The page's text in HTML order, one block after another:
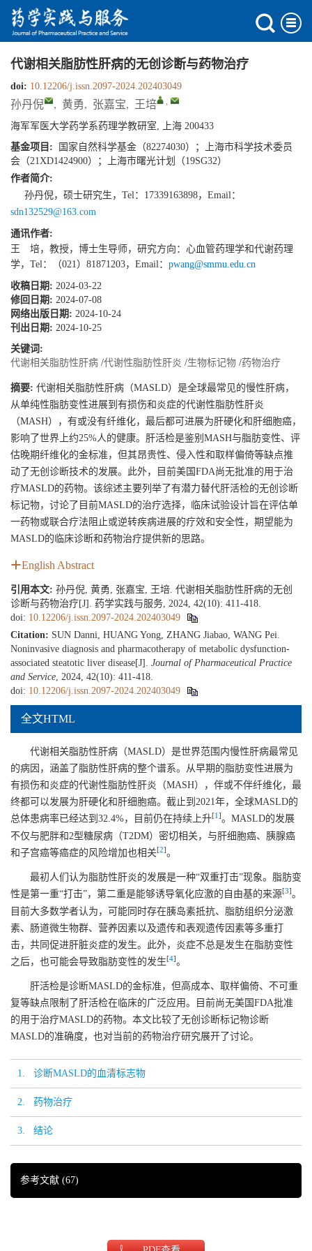
代谢相关脂肪性肝病的无创诊断与药物治疗
doi: 10.12206/j.issn.2097-2024.202403049
孙丹倪 , 黄勇, 张嘉宝, 王培 ,
海军军医大学药学系药理学教研室, 上海 200433
基金项目: 国家自然科学基金（82274030）；上海市科学技术委员
会（21XD1424900）；上海市曙光计划（19SG32）
作者简介:
孙丹倪，硕士研究生，Tel：17339163898，Email：
sdn132529@163.com
通讯作者:
王 培，教授，博士生导师，研究方向：心血管药理学和代谢药理
学，Tel：（021）81871203，Email： pwang@smmu.edu.cn
收稿日期: 2024-03-22
修回日期: 2024-07-08
网络出版日期: 2024-10-24
刊出日期: 2024-10-25
关键词:
代谢相关脂肪性肝病 /代谢性脂肪性肝炎 /生物标记物 /药物治疗
摘要: 代谢相关脂肪性肝病（MASLD）是全球最常见的慢性肝病，
从单纯性脂肪变性进展到有损伤和炎症的代谢性脂肪性肝炎
（MASH），有或没有纤维化，最后都可进展为肝硬化和肝细胞癌，
影响了世界上约25%人的健康。肝活检是鉴别MASH与脂肪变性、评
估晚期纤维化的金标准，但其昂贵性、侵入性和取样偏倚等缺点推
动了无创诊断技术的发展。此外，目前美国FDA尚无批准的用于治
疗MASLD的药物。该综述主要列举了有潜力替代肝活检的无创诊断
标记物，讨论了目前MASLD的治疗选择，临床试验设计旨在评估单
一药物或联合疗法阻止或逆转疾病进展的疗效和安全性，期望能为
MASLD的临床诊断和药物治疗提供新的思路。
English Abstract
引用本文: 孙丹倪, 黄勇, 张嘉宝, 王培. 代谢相关脂肪性肝病的无创
诊断与药物治疗[J]. 药学实践与服务, 2024, 42(10): 411-418.
doi: 10.12206/j.issn.2097-2024.202403049
Citation: SUN Danni, HUANG Yong, ZHANG Jiabao, WANG Pei.
Noninvasive diagnosis and pharmacotherapy of metabolic dysfunction-
associated steatotic liver disease[J]. Journal of Pharmaceutical Practice
and Service , 2024, 42(10): 411-418.
doi: 10.12206/j.issn.2097-2024.202403049
全文HTML
代谢相关脂肪性肝病（MASLD）是世界范围内慢性肝病最常见
的病因，涵盖了脂肪性肝病的整个谱系。从早期的脂肪变性进展为
有损伤和炎症的代谢性脂肪性肝炎（MASH），伴或不伴纤维化，最
终都可以发展为肝硬化和肝细胞癌。截止到2021年，全球MASLD的
总体患病率已经达到32.4%，目前仍在持续上升[1 ]。MASLD的发展
不仅与肥胖和2型糖尿病（T2DM）密切相关，与肝细胞癌、胰腺癌
和子宫癌等癌症的风险增加也相关[2]。
最初人们认为脂肪性肝炎的发展是一种“双重打击”现象。脂肪变
性是第一重“打击”，第二重是能够诱导氧化应激的自由基的来源[3]。
目前大多数学者认为，可能同时存在胰岛素抵抗、脂肪组织分泌激
素、肠道微生物群、营养因素以及遗传和表观遗传因素等多重打
击，共同促进肝脏炎症的发生。此外，炎症不总是发生在脂肪变性
之后，也可能会导致脂肪变性的发生[4]。
肝活检是诊断MASLD的金标准，但高成本、取样偏倚、不可重
复等缺点限制了肝活检在临床的广泛应用。目前尚无美国FDA批准
的用于治疗MASLD的药物。本文比较了无创诊断标记物诊断
MASLD的准确度，也对当前的药物治疗研究展开了讨论。
1. 诊断MASLD的血清标志物
2. 药物治疗
3. 结论
参考文献 (67)